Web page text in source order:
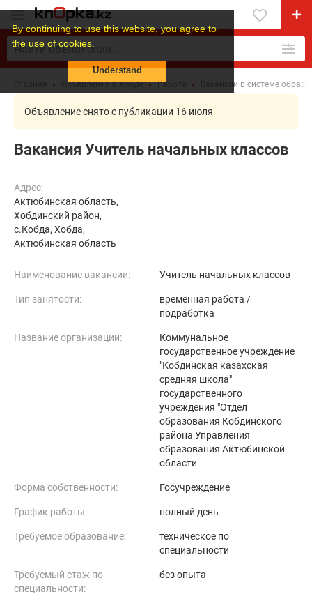
By continuing to use this website, you agree to
the use of cookies.
Understand
Объявления в Хобде Работа Вакансии в системе
Объявление снято с публикации 16 июля
Вакансия Учитель начальных классов
Адрес:
Актюбинская область,
Хобдинский район,
с.Кобда, Хобда,
Актюбинская область
Наименование вакансии: Учитель начальных классов
Тип занятости:
временная работа /
подработка
Название организации:
Коммунальное
государственное учреждение
"Кобдинская казахская
средняя школа"
государственного
учреждения "Отдел
образования Кобдинского
района Управления
образования Актюбинской
области
Форма собственности: Госучреждение
График работы: полный день
Требуемое образование:
техническое по
специальности
Требуемый стаж по
специальности:
без опыта